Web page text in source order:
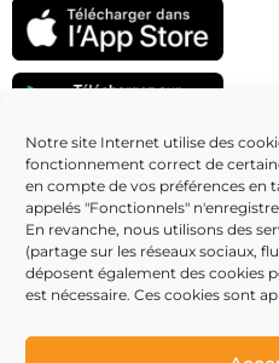
Notre site Internet utilise des
fonctionnement correct de
en compte de vos préférences en
appelés "Fonctionnels"
En revanche, nous utilisons des
(partage sur les réseaux sociaux,
déposent également des cookies
est nécessaire. Ces cookies sont
Partenaires